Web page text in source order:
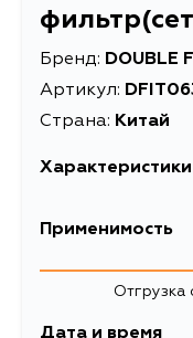
Бренд: DOUBLE
Артикул:
Страна: Китай
Характеристики
EAN-13
Длина упаковки,
Применимость
Mitsubishi
Кузов
Отгрузка
Дата и время